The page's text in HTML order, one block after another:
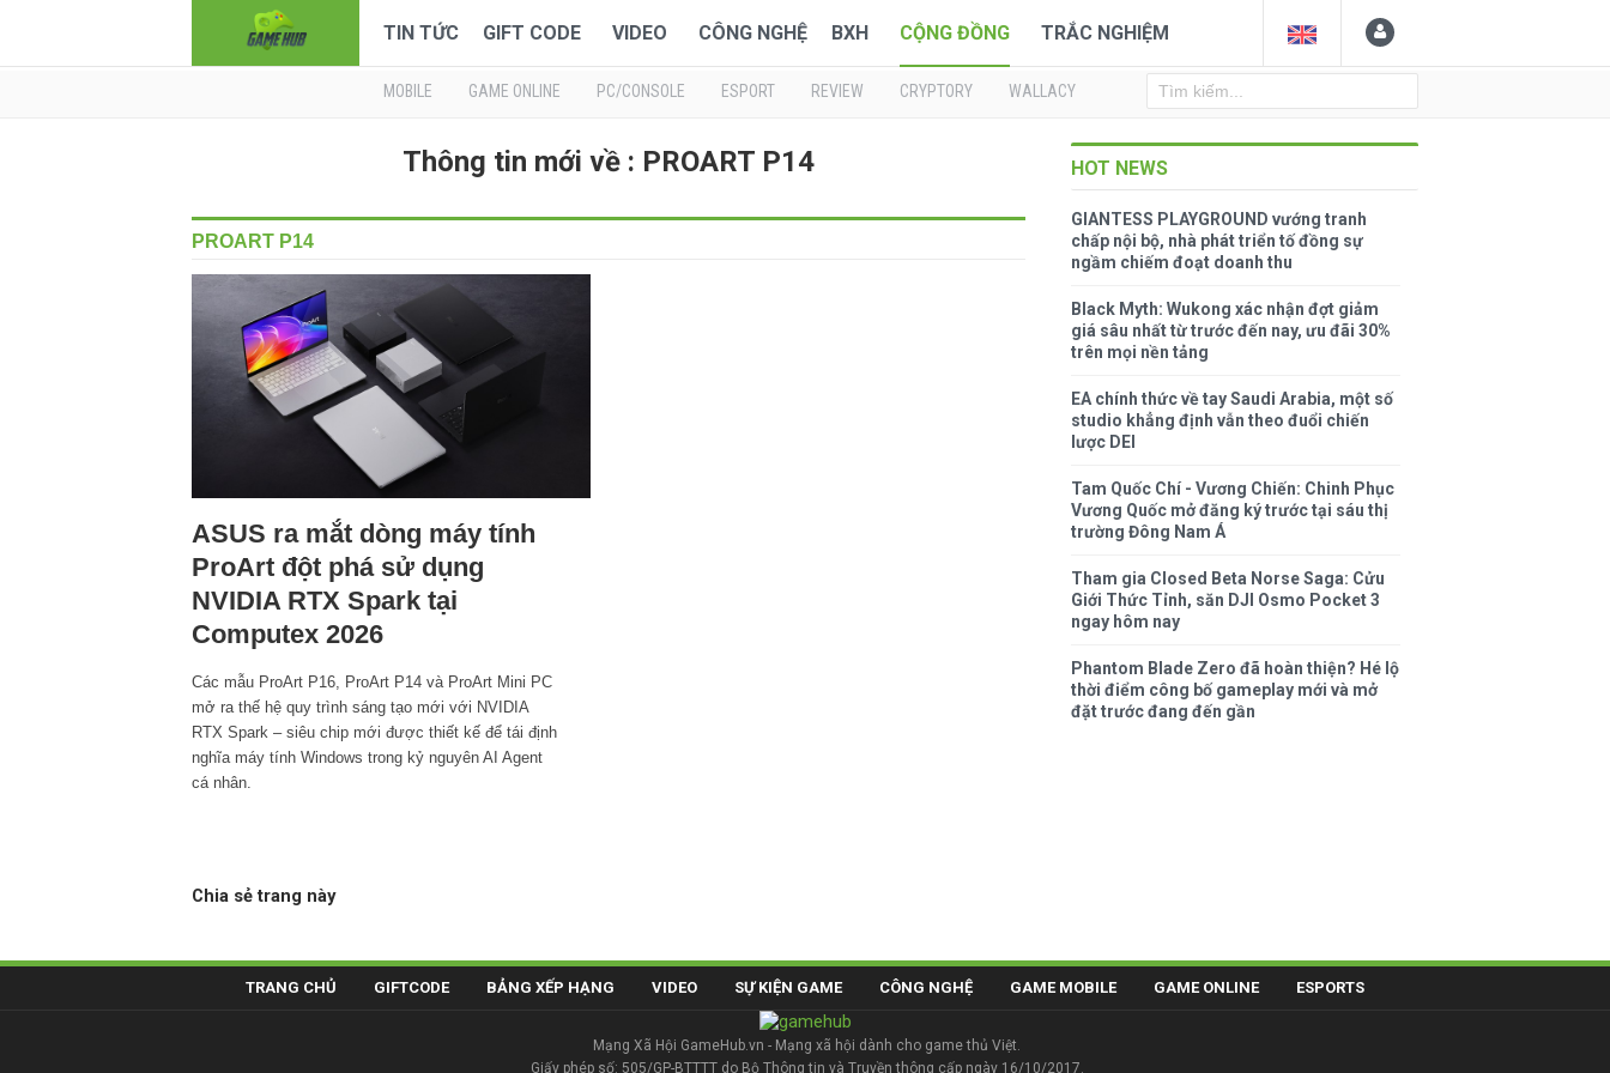
TIN TỨC GIFT CODE VIDEO CÔNG NGHỆ BXH CỘNG ĐỒNG TRẮC NGHIỆM
MOBILE GAME ONLINE PC/CONSOLE ESPORT REVIEW CRYPTORY WALLACY
Thông tin mới về : PROART P14
PROART P14
ASUS ra mắt dòng máy tính
ProArt đột phá sử dụng
NVIDIA RTX Spark tại
Computex 2026
Các mẫu ProArt P16, ProArt P14 và ProArt Mini PC
mở ra thế hệ quy trình sáng tạo mới với NVIDIA
RTX Spark – siêu chip mới được thiết kế để tái định
nghĩa máy tính Windows trong kỷ nguyên AI Agent
cá nhân.
Chia sẻ trang này
HOT NEWS
GIANTESS PLAYGROUND vướng tranh
chấp nội bộ, nhà phát triển tố đồng sự
ngầm chiếm đoạt doanh thu
Black Myth: Wukong xác nhận đợt giảm
giá sâu nhất từ trước đến nay, ưu đãi 30%
trên mọi nền tảng
EA chính thức về tay Saudi Arabia, một số
studio khẳng định vẫn theo đuổi chiến
lược DEI
Tam Quốc Chí - Vương Chiến: Chinh Phục
Vương Quốc mở đăng ký trước tại sáu thị
trường Đông Nam Á
Tham gia Closed Beta Norse Saga: Cửu
Giới Thức Tỉnh, săn DJI Osmo Pocket 3
ngay hôm nay
Phantom Blade Zero đã hoàn thiện? Hé lộ
thời điểm công bố gameplay mới và mở
đặt trước đang đến gần
TRANG CHỦ GIFTCODE BẢNG XẾP HẠNG VIDEO SỰ KIỆN GAME CÔNG NGHỆ GAME MOBILE GAME ONLINE ESPORTS
Mạng Xã Hội GameHub.vn - Mạng xã hội dành cho game thủ Việt.
Giấy phép số: 505/GP-BTTTT do Bộ Thông tin và Truyền thông cấp ngày 16/10/2017.